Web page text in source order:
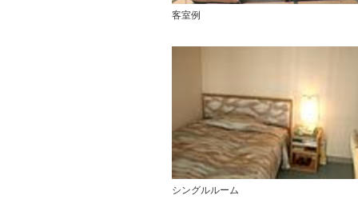
客室例
シングルルーム